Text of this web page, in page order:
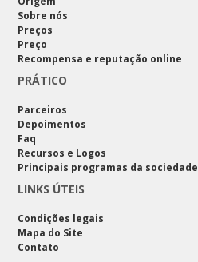
Sobre nós
Preços
Preço
Recompensa e reputação online
PRÁTICO
Parceiros
Depoimentos
Faq
Recursos e Logos
Principais programas da sociedade
LINKS ÚTEIS
Condições legais
Mapa do Site
Contato